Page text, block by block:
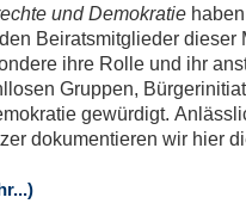
und Demokratie
Beiratsmitglieder dieser
ihre Rolle und ihr
Gruppen,
gewürdigt.
dokumentieren wir hier